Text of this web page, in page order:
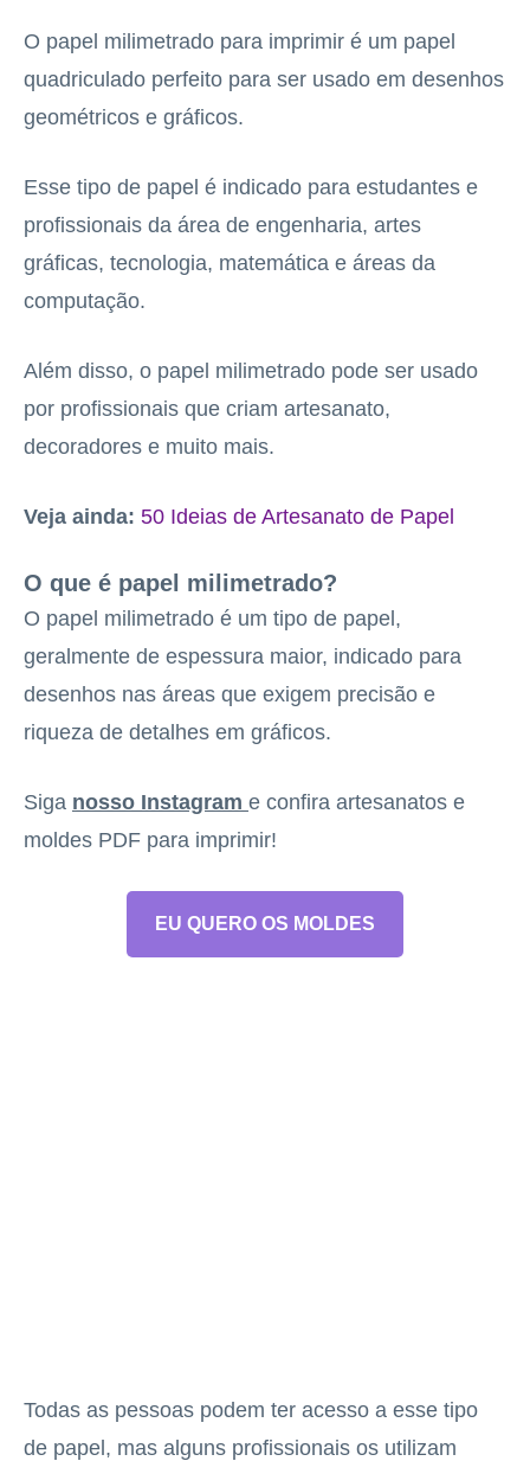
O papel milimetrado para imprimir é um papel
quadriculado perfeito para ser usado em desenhos
geométricos e gráficos.
Esse tipo de papel é indicado para estudantes e
profissionais da área de engenharia, artes
gráficas, tecnologia, matemática e áreas da
computação.
Além disso, o papel milimetrado pode ser usado
por profissionais que criam artesanato,
decoradores e muito mais.
Veja ainda: 50 Ideias de Artesanato de Papel
O que é papel milimetrado?
O papel milimetrado é um tipo de papel,
geralmente de espessura maior, indicado para
desenhos nas áreas que exigem precisão e
riqueza de detalhes em gráficos.
Siga nosso Instagram e confira artesanatos e
moldes PDF para imprimir!
EU QUERO OS MOLDES
Todas as pessoas podem ter acesso a esse tipo
de papel, mas alguns profissionais os utilizam